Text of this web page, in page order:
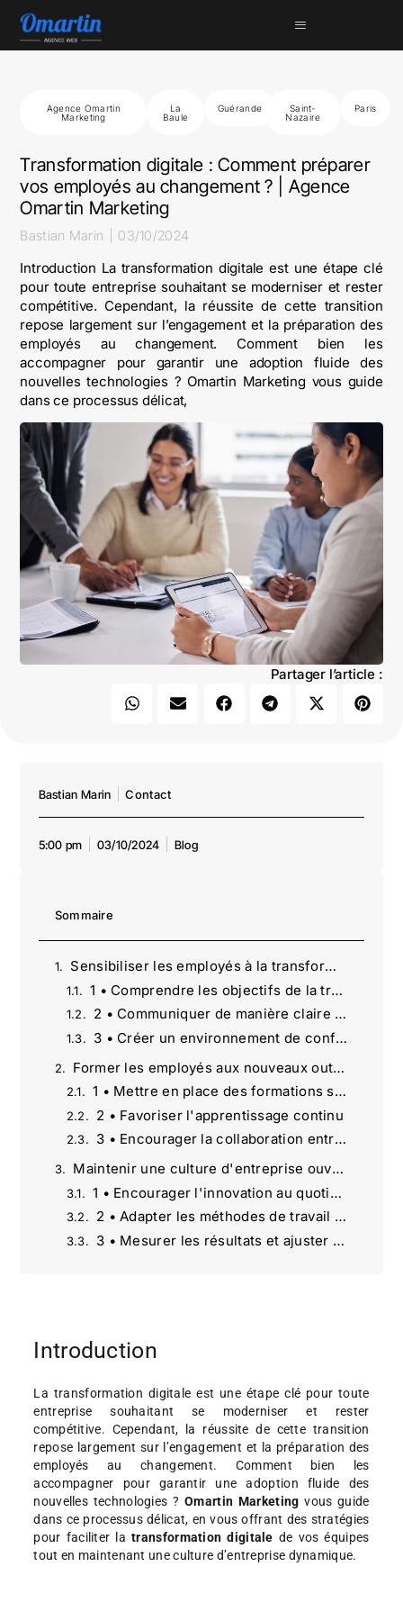
Agence Omartin
Marketing
La
Baule
Guérande
Saint-
Nazaire
Paris
Transformation digitale : Comment préparer
vos employés au changement ? | Agence
Omartin Marketing
Bastian Marin
03/10/2024
Introduction La transformation digitale est une étape clé
pour toute entreprise souhaitant se moderniser et rester
compétitive. Cependant, la réussite de cette transition
repose largement sur l’engagement et la préparation des
employés au changement. Comment bien les
accompagner pour garantir une adoption fluide des
nouvelles technologies ? Omartin Marketing vous guide
dans ce processus délicat,
Partager l’article :
Introduction
La transformation digitale est une étape clé pour toute
entreprise souhaitant se moderniser et rester
compétitive. Cependant, la réussite de cette transition
repose largement sur l’engagement et la préparation des
employés au changement. Comment bien les
accompagner pour garantir une adoption fluide des
nouvelles technologies ?Omartin Marketing vous guide
dans ce processus délicat, en vous offrant des stratégies
pour faciliter latransformation digitale de vos équipes
tout en maintenant une culture d’entreprise dynamique.
Bastian Marin Contact
5:00 pm 03/10/2024 Blog
Sommaire
Sensibiliser les employés à la transformation digitale
1 • Comprendre les objectifs de la transformation
2 • Communiquer de manière claire et régulière
3 • Créer un environnement de confiance
Former les employés aux nouveaux outils numériques
1 • Mettre en place des formations spécifiques
2 • Favoriser l'apprentissage continu
3 • Encourager la collaboration entre départements
Maintenir une culture d'entreprise ouverte au changement
1 • Encourager l'innovation au quotidien
2 • Adapter les méthodes de travail au numérique
3 • Mesurer les résultats et ajuster si nécessaire
Stratégies Marketing pour le Secteur Hôtellerie : Digital et Innovation | Agence Omartin Marketing
Comparaison entre SEO et SEA : Stratégies et choix | Agence Omartin Marketing